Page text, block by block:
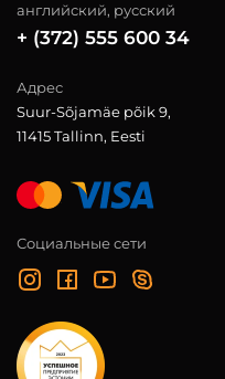
английский, русский
+ (372) 555 600 34
Адрес
Suur-Sõjamäe põik 9,
11415 Tallinn, Eesti
Социальные сети